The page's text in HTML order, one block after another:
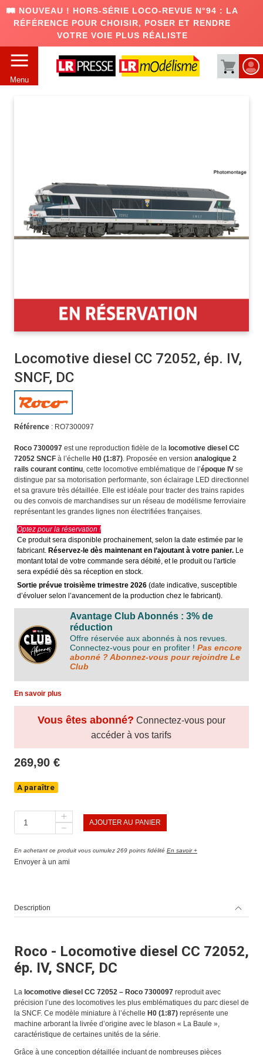
🛤️ NOUVEAU ! HORS-SÉRIE LOCO-REVUE N°94 : LA
RÉFÉRENCE POUR CHOISIR, POSER ET RENDRE
VOTRE VOIE PLUS RÉALISTE
Menu
Locomotive diesel CC 72052, ép. IV,
SNCF, DC
Référence: RO7300097
Roco 7300097est une reproduction fidèle de la locomotive diesel CC
72052 SNCFà l’échelle H0 (1:87). Proposée en version analogique 2
rails courant continu, cette locomotive emblématique de l’époque IVse
distingue par sa motorisation performante, son éclairage LED directionnel
et sa gravure très détaillée. Elle est idéale pour tracter des trains rapides
ou des convois de marchandises sur un réseau de modélisme ferroviaire
représentant les grandes lignes non électrifiées françaises.
Optez pour la réservation !
Ce produit sera disponible prochainement, selon la date estimée par le
fabricant. Réservez-le dès maintenant en l’ajoutant à votre panier. Le
montant total de votre commande sera débité, et le produit ou l'article
sera expédié dès sa réception en stock.
Sortie prévue troisième trimestre 2026(date indicative, susceptible
d’évoluer selon l’avancement de la production chez le fabricant).
Avantage Club Abonnés : 3% de
réduction
Offre réservée aux abonnés à nos revues.
Connectez-vous pour en profiter ! Pas encore
abonné ? Abonnez-vous pour rejoindre Le
Club
En savoir plus
269,90 €
A paraître
Vous êtes abonné? Connectez-vous pour
accéder à vos tarifs
AJOUTER AU PANIER
En achetant ce produit vous cumulez 269 points fidélité En savoir +
Envoyer à un ami
Description
Roco - Locomotive diesel CC 72052,
ép. IV, SNCF, DC
La locomotive diesel CC 72052 – Roco 7300097reproduit avec
précision l’une des locomotives les plus emblématiques du parc diesel de
la SNCF. Ce modèle miniature à l’échelle H0 (1:87)représente une
machine arborant la livrée d’origine avec le blason « La Baule »,
caractéristique de certaines unités de la série.
Grâce à une conception détaillée incluant de nombreuses pièces